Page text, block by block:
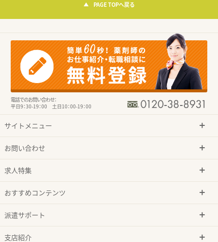
PAGE TOPへ戻る
電話でのお問い合わせ：
平日9：30-19：00 土日10：00-19：00
サイトメニュー
お問い合わせ
求人特集
おすすめコンテンツ
派遣サポート
支店紹介